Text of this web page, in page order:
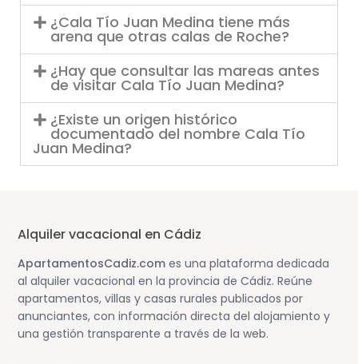
¿Cala Tío Juan Medina tiene más
arena que otras calas de Roche?
¿Hay que consultar las mareas antes
de visitar Cala Tío Juan Medina?
¿Existe un origen histórico
documentado del nombre Cala Tío
Juan Medina?
Alquiler vacacional en Cádiz
ApartamentosCadiz.com es una plataforma dedicada
al alquiler vacacional en la provincia de Cádiz. Reúne
apartamentos, villas y casas rurales publicados por
anunciantes, con información directa del alojamiento y
una gestión transparente a través de la web.